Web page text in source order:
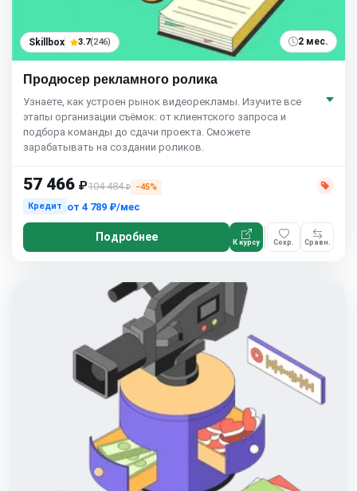
Skillbox 3.7(246) 2 мес.
Продюсер рекламного ролика
Узнаете, как устроен рынок видеорекламы. Изучите все
этапы организации съёмок: от клиентского запроса и
подбора команды до сдачи проекта. Сможете
зарабатывать на создании роликов.
57 466 ₽104 484₽
−45%
Кредит
от 4 789 ₽/мес
Подробнее К курсу Сохр. Сравн.